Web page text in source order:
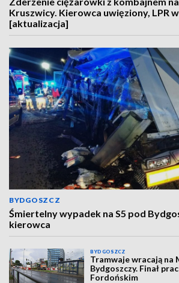
Kruszwicy. Kierowca uwięziony, LPR
[aktualizacja]
BYDGOSZCZ
Śmiertelny wypadek na S5 pod
kierowca
BYDGOSZCZ
Tramwaje wracają na
Bydgoszczy. Finał
Fordońskim